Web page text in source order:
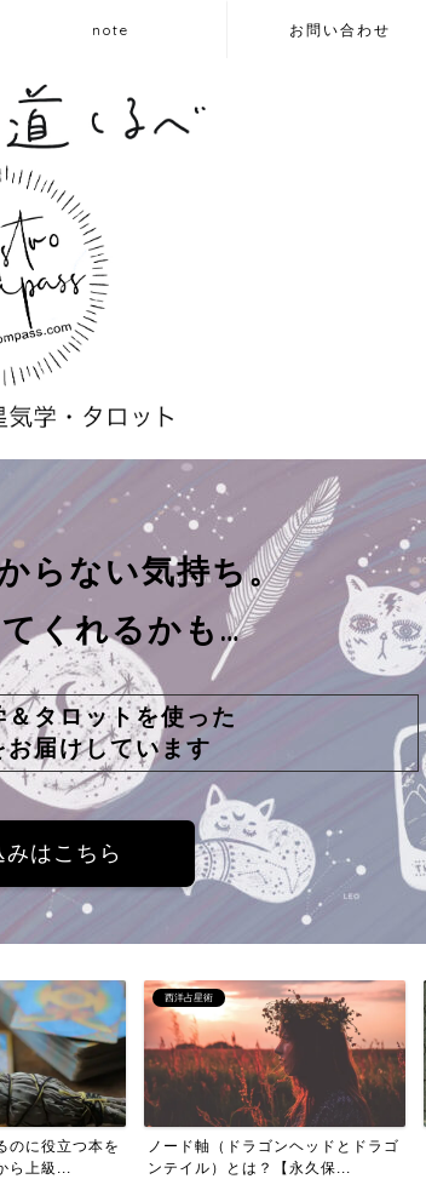
note お問い合わせ
らない気持ち。
くれるかも…
タロットを使った
届けしています
はこちら
ヘッドとドラゴ
永久保...
西洋占星術
2022年1月19日ドラゴンヘッド牡
牛座入り。私たちへの...